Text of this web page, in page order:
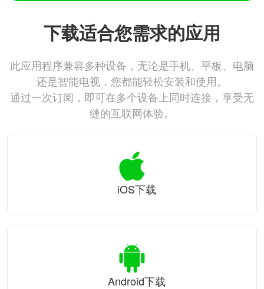
下载适合您需求的应用
此应用程序兼容多种设备，无论是手机、平板、电脑
还是智能电视，您都能轻松安装和使用。
通过一次订阅，即可在多个设备上同时连接，享受无
缝的互联网体验。
iOS下载
Android下载